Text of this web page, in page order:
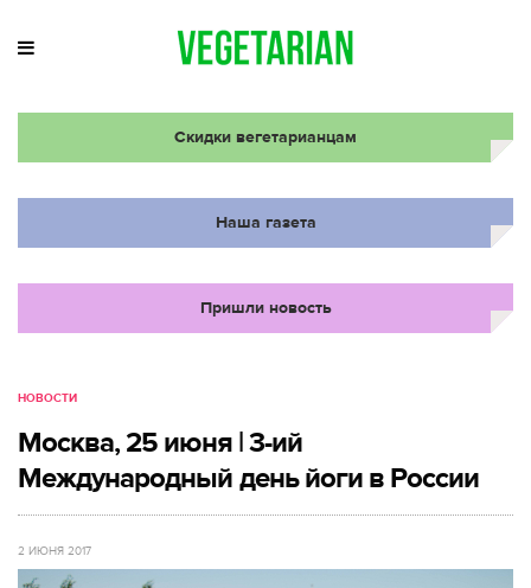
Скидки вегетарианцам
Наша газета
Пришли новость
НОВОСТИ
Москва, 25 июня | 3-ий
Международный день йоги в России
2 ИЮНЯ 2017